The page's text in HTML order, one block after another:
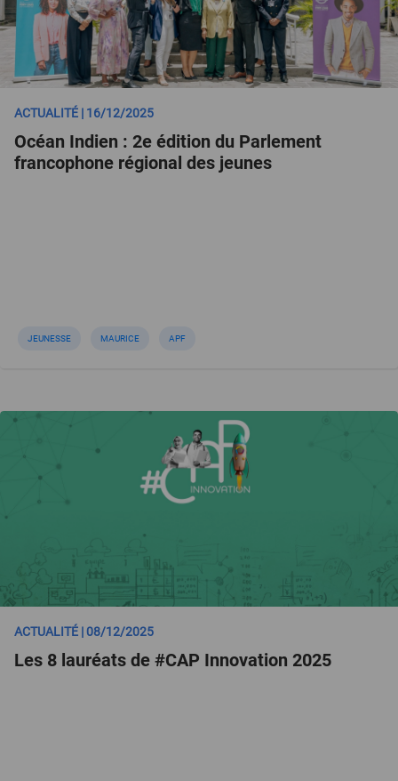
ACTUALITÉ | 16/12/2025
Océan Indien : 2e édition du Parlement
francophone régional des jeunes
JEUNESSE MAURICE APF
ACTUALITÉ | 08/12/2025
Les 8 lauréats de #CAP Innovation 2025